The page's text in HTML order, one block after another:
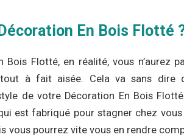
En Bois Flotté
Flotté, en réalité, vous n’aurez
tout à fait aisée. Cela va sans dire
de votre Décoration En Bois Flotté.
est fabriqué pour stagner chez
vous pourrez vite vous en rendre